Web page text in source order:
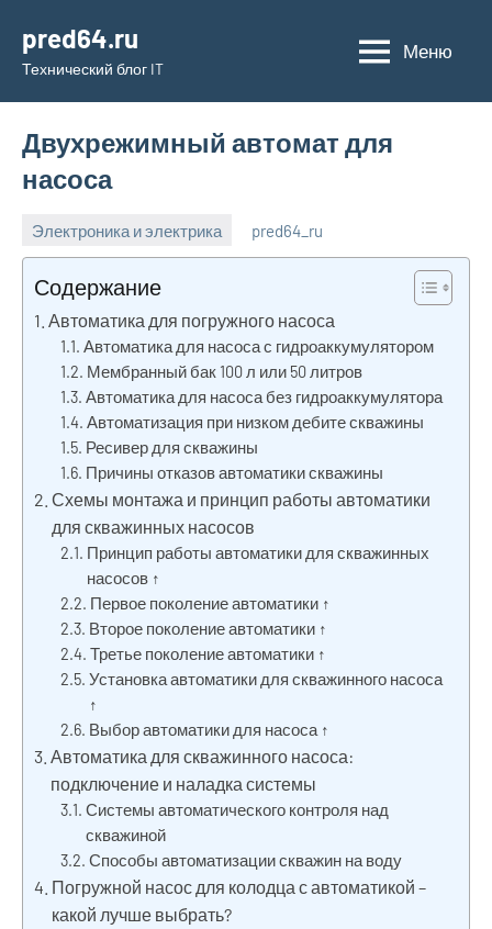
содержимому
pred64.ru
Технический блог IT
Меню
Двухрежимный автомат для
насоса
Электроника и электрика
2023
pred64_ru
Содержание
Автоматика для погружного насоса
Автоматика для насоса с гидроаккумулятором
Мембранный бак 100 л или 50 литров
Автоматика для насоса без гидроаккумулятора
Автоматизация при низком дебите скважины
Ресивер для скважины
Причины отказов автоматики скважины
Схемы монтажа и принцип работы автоматики
для скважинных насосов
Принцип работы автоматики для скважинных
насосов ↑
Первое поколение автоматики ↑
Второе поколение автоматики ↑
Третье поколение автоматики ↑
Установка автоматики для скважинного насоса
↑
Выбор автоматики для насоса ↑
Автоматика для скважинного насоса:
подключение и наладка системы
Системы автоматического контроля над
скважиной
Способы автоматизации скважин на воду
Погружной насос для колодца с автоматикой –
какой лучше выбрать?